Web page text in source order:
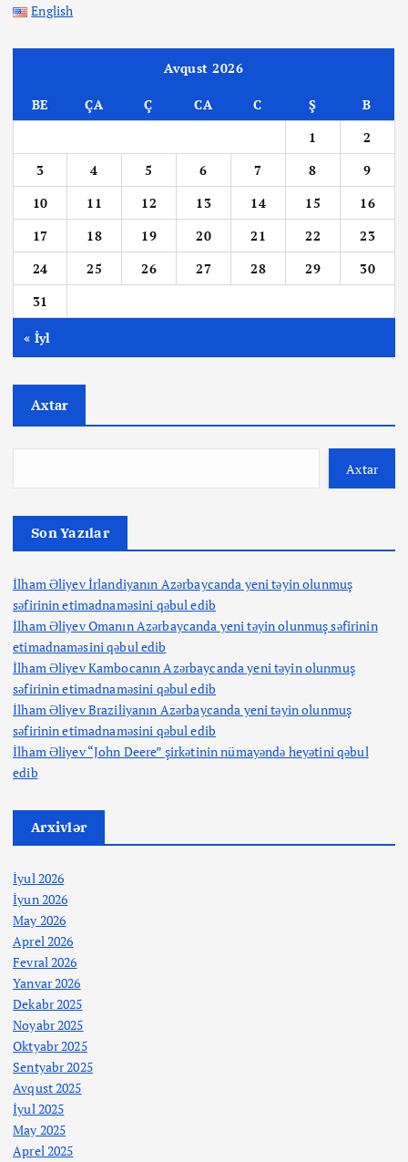
English
Avqust 2026
BE ÇA Ç CA C Ş
B
1
2
3
4 5 6 7 8
9
10
11 12 13 14 15
16
17
18 19 20 21 22
23
24
25 26 27 28 29
30
31
« İyl
Axtar
Axtar
Son Yazılar
İlham Əliyev İrlandiyanın Azərbaycanda yeni təyin olunmuş
səfirinin etimadnaməsini qəbul edib
İlham Əliyev Omanın Azərbaycanda yeni təyin olunmuş səfirinin
etimadnaməsini qəbul edib
İlham Əliyev Kambocanın Azərbaycanda yeni təyin olunmuş
səfirinin etimadnaməsini qəbul edib
İlham Əliyev Braziliyanın Azərbaycanda yeni təyin olunmuş
səfirinin etimadnaməsini qəbul edib
İlham Əliyev “John Deere” şirkətinin nümayəndə heyətini qəbul
edib
Arxivlər
İyul 2026
İyun 2026
May 2026
Aprel 2026
Fevral 2026
Yanvar 2026
Dekabr 2025
Noyabr 2025
Oktyabr 2025
Sentyabr 2025
Avqust 2025
İyul 2025
May 2025
Aprel 2025